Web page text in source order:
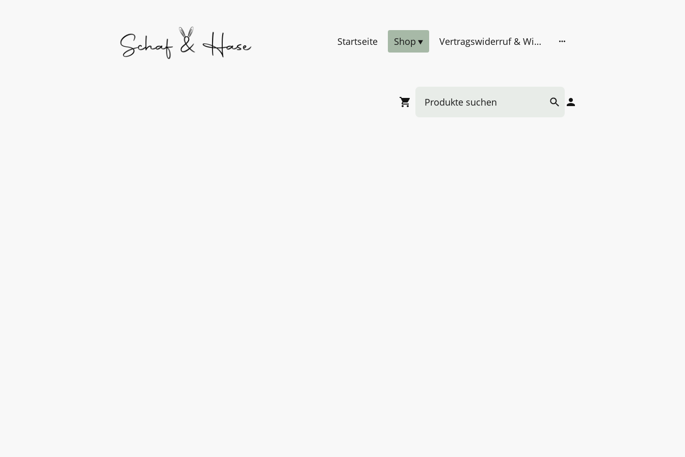
Startseite Shop Vertragswiderruf & Widerrufsbelehrung